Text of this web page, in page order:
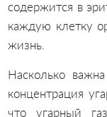
содержится в
каждую клетку
жизнь.
Насколько
концентрация
что угарный